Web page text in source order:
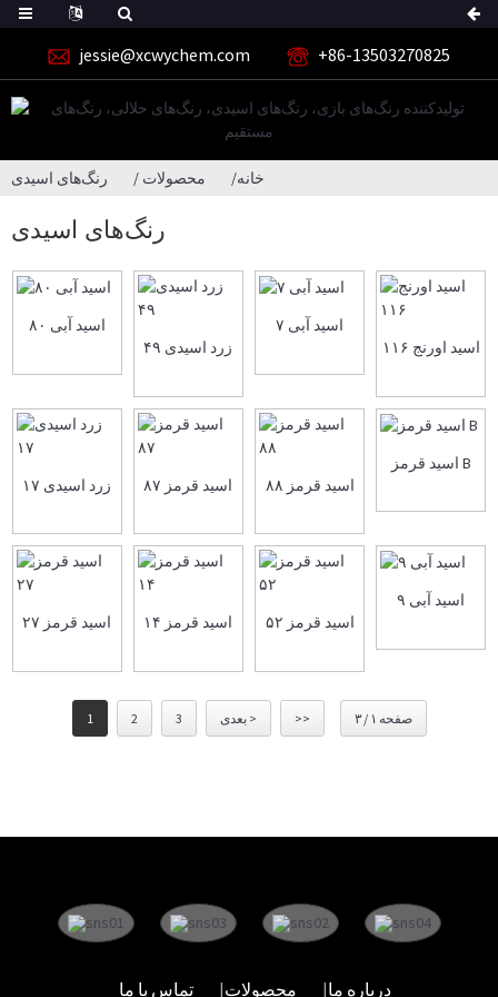
jessie@xcwychem.com ‎+86-13503270825‎
خانه محصولات رنگ‌های اسیدی
رنگ‌های اسیدی
اسید آبی ۸۰
زرد اسیدی ۴۹
اسید آبی ۷
اسید اورنج ۱۱۶
زرد اسیدی ۱۷ اسید قرمز ۸۷ اسید قرمز ۸۸
اسید قرمز B
اسید قرمز ۲۷ اسید قرمز ۱۴ اسید قرمز ۵۲
اسید آبی ۹
1 2 3 بعدی > >> صفحه ۱ / ۳
درباره ما محصولات تماس با ما